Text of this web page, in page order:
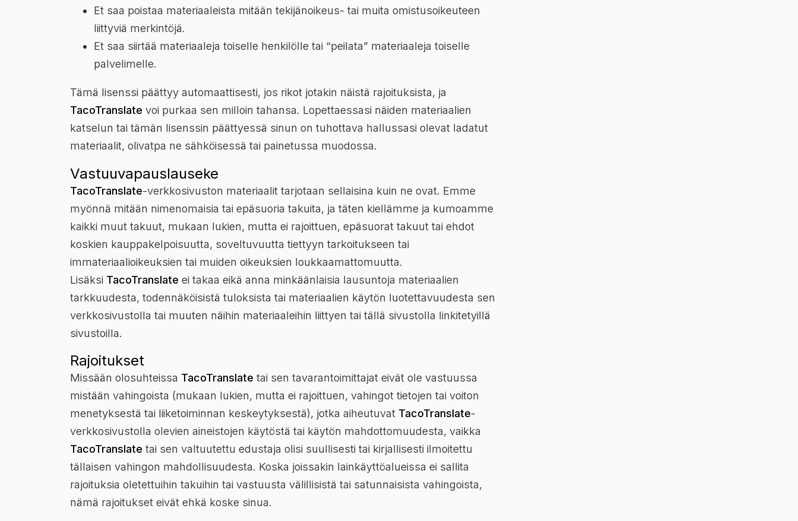
Et saa poistaa materiaaleista mitään tekijänoikeus- tai muita omistusoikeuteen
liittyviä merkintöjä.
Et saa siirtää materiaaleja toiselle henkilölle tai “peilata” materiaaleja toiselle
palvelimelle.
Tämä lisenssi päättyy automaattisesti, jos rikot jotakin näistä rajoituksista, ja
TacoTranslate voi purkaa sen milloin tahansa. Lopettaessasi näiden materiaalien
katselun tai tämän lisenssin päättyessä sinun on tuhottava hallussasi olevat ladatut
materiaalit, olivatpa ne sähköisessä tai painetussa muodossa.
Vastuuvapauslauseke
TacoTranslate-verkkosivuston materiaalit tarjotaan sellaisina kuin ne ovat. Emme
myönnä mitään nimenomaisia tai epäsuoria takuita, ja täten kiellämme ja kumoamme
kaikki muut takuut, mukaan lukien, mutta ei rajoittuen, epäsuorat takuut tai ehdot
koskien kauppakelpoisuutta, soveltuvuutta tiettyyn tarkoitukseen tai
immateriaalioikeuksien tai muiden oikeuksien loukkaamattomuutta.
Lisäksi TacoTranslate ei takaa eikä anna minkäänlaisia lausuntoja materiaalien
tarkkuudesta, todennäköisistä tuloksista tai materiaalien käytön luotettavuudesta sen
verkkosivustolla tai muuten näihin materiaaleihin liittyen tai tällä sivustolla linkitetyillä
sivustoilla.
Rajoitukset
Missään olosuhteissa TacoTranslate tai sen tavarantoimittajat eivät ole vastuussa
mistään vahingoista (mukaan lukien, mutta ei rajoittuen, vahingot tietojen tai voiton
menetyksestä tai liiketoiminnan keskeytyksestä), jotka aiheutuvat TacoTranslate-
verkkosivustolla olevien aineistojen käytöstä tai käytön mahdottomuudesta, vaikka
TacoTranslate tai sen valtuutettu edustaja olisi suullisesti tai kirjallisesti ilmoitettu
tällaisen vahingon mahdollisuudesta. Koska joissakin lainkäyttöalueissa ei sallita
rajoituksia oletettuihin takuihin tai vastuusta välillisistä tai satunnaisista vahingoista,
nämä rajoitukset eivät ehkä koske sinua.